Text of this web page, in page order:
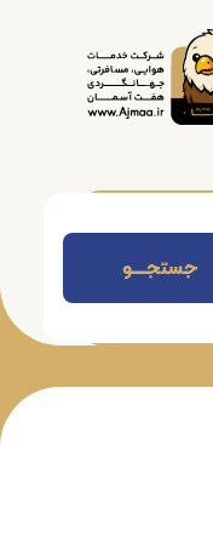
جستجــــــو